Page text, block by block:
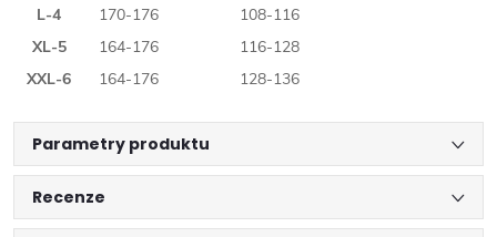
L-4
170-176
108-116
XL-5
164-176
116-128
XXL-6
164-176 128-136
Parametry produktu
Recenze